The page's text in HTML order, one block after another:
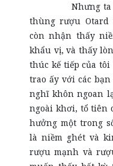
Nhưng ta hãy
thùng rượu
còn nhận thấy
khẩu vị, và thấy
thúc kế tiếp của
trao ấy với các
nghĩ khôn ngoan
ngoài khơi, tổ tiên
hưởng một trong
là niềm ghét và
rượu mạnh và